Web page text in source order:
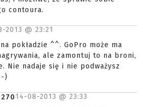
contoura.
2013 @ 23:21
pokładzie ^^. GoPro może ma
ale zamontuj to na broni,
Nie nadaje się i nie podważysz
)
14-08-2013 @ 23:33